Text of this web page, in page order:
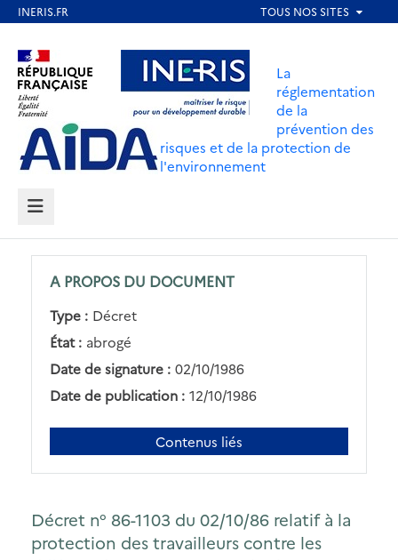
contenu
principal
Aller au contenu Aller au menu
Aller au pied de page
La
réglementation
de la
prévention des
risques et de la protection de
l'environnement
MENU
A PROPOS DU DOCUMENT
Type : Décret
État : abrogé
Date de signature : 02/10/1986
Date de publication : 12/10/1986
Contenus liés
Décret n° 86-1103 du 02/10/86 relatif à la
protection des travailleurs contre les